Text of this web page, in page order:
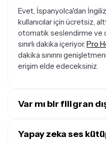
Evet, İspanyolca'dan
kullanıcılar için ücretsiz,
otomatik seslendirme ve
sınırlı dakika içeriyor. Pro
dakika sınırını
erişim elde edeceksiniz.
Var mı bir filigran
— including the Spanish
Yapay zeka ses